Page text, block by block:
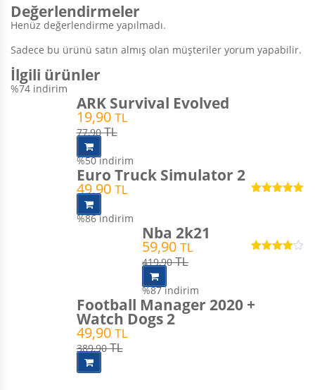
Değerlendirmeler
Henüz değerlendirme yapılmadı.
Sadece bu ürünü satın almış olan müşteriler yorum yapabilir.
İlgili ürünler
%74 indirim
ARK Survival Evolved
19,90 TL
77,90TL
%50indirim
Euro Truck Simulator 2
49,90 TL
%86indirim
Nba 2k21
59,90TL
419,90TL
%87indirim
Football Manager 2020 +
Watch Dogs 2
49,90 TL
389,90TL